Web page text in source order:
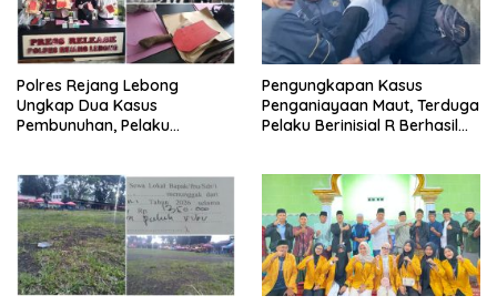
Polres Rejang Lebong
Ungkap Dua Kasus
Pembunuhan, Pelaku
Pengungkapan Kasus
Penganiayaan Maut, Terduga
Pelaku Berinisial R Berhasil